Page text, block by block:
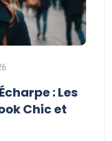
: Les
Chic et